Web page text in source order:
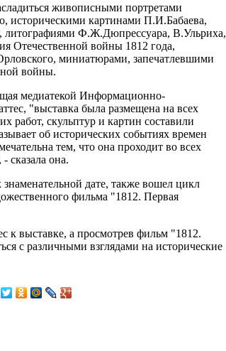
живописными портретами
картинами П.И.Бабаева,
Ф.Ж.Дюпрессуара, В.Ульриха,
Отечественной войны 1812 года,
миниатюрами, запечатлевшими
войны.
медиатекой Информационно-
"выставка была размещена на всех
скульптур и картин составили
об исторических событиях времен
тем, что она проходит во всех
сказала она.
дате, также вошел цикл
фильма "1812. Первая
к выставке, а просмотрев фильм "1812.
с различными взглядами на исторические